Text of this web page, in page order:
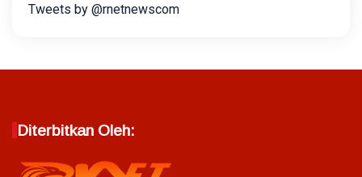
Tweets by @rnetnewscom
Diterbitkan Oleh: